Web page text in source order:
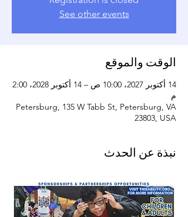
See other events
الوقت والموقع
14 أكتوبر 2027، 10:00 ص – 14 أكتوبر 2028، 2:00
م
Petersburg, 135 W Tabb St, Petersburg, VA
23803, USA
نبذة عن الحدث